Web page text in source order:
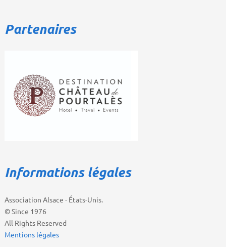
Partenaires
Informations légales
Association Alsace - États-Unis.
© Since 1976
All Rights Reserved
Mentions légales